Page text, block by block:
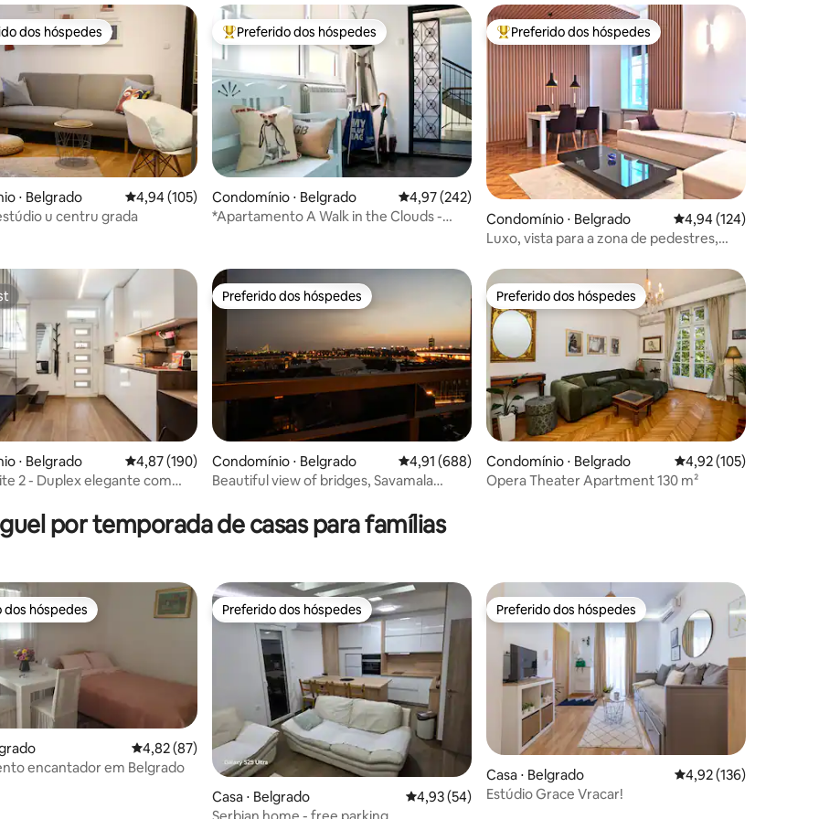
de 5, 284 avaliações
preferidos dos hóspedes
dos hóspedes
⋅ Belgrado 4,94 de uma avaliação média de 5, 105 avaliações
4,94 (105)
u centru grada
Entre os melhores preferidos dos hóspedes
Preferido dos hóspedes
Condomínio ⋅ Belgrado 4,97 de uma avaliação média de 5, 242 avaliações
4,97 (242)
*Apartamento A Walk in the Clouds -
Entre os melhores preferidos dos hóspedes
Preferido dos hóspedes
Condomínio ⋅ Belgrado 4,94 de uma avaliação
4,94 (124)
Luxo, vista para a zona de pedestres,
de 5, 113 avaliações
⋅ Belgrado 4,87 de uma avaliação média de 5, 190 avaliações
4,87 (190)
2 - Duplex elegante com
Preferido dos hóspedes
Preferido dos hóspedes
Condomínio ⋅ Belgrado 4,91 de uma avaliação média de 5, 688 avaliações
4,91 (688)
Beautiful view of bridges, Savamala
Preferido dos hóspedes
Preferido dos hóspedes
Condomínio ⋅ Belgrado 4,92 de uma avaliação
4,92 (105)
Opera Theater Apartment 130 m²
por temporada de casas para famílias
de 5, 55 avaliações
dos hóspedes
dos hóspedes
4,82 de uma avaliação média de 5, 87 avaliações
4,82 (87)
encantador em Belgrado
Preferido dos hóspedes
Preferido dos hóspedes
Casa ⋅ Belgrado 4,93 de uma avaliação média de 5, 54 avaliações
4,93 (54)
Preferido dos hóspedes
Preferido dos hóspedes
Casa ⋅ Belgrado 4,92 de uma avaliação
4,92 (136)
Estúdio Grace Vracar!